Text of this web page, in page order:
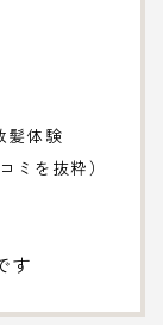
髪体験
ミを抜粋）
す